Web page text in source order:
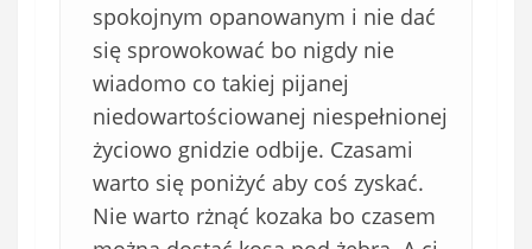
spokojnym opanowanym i nie dać
się sprowokować bo nigdy nie
wiadomo co takiej pijanej
niedowartościowanej niespełnionej
życiowo gnidzie odbije. Czasami
warto się poniżyć aby coś zyskać.
Nie warto rżnąć kozaka bo czasem